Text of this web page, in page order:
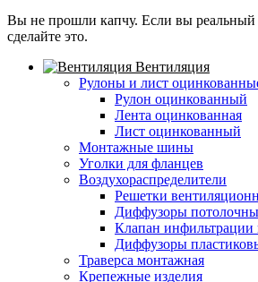
Вы не прошли капчу. Если вы реальный
сделайте это.
Вентиляция
Рулоны и лист
Рулон оцинкованный
Лента оцинкованная
Лист оцинкованный
Монтажные шины
Уголки для фланцев
Воздухораспределители
Решетки
Диффузоры
Клапан инфильтрации
Диффузоры
Траверса монтажная
Крепежные изделия